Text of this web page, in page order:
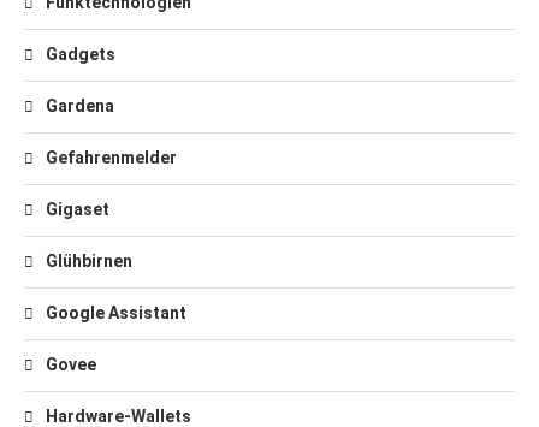
Gadgets
Gardena
Gefahrenmelder
Gigaset
Glühbirnen
Google Assistant
Govee
Hardware-Wallets